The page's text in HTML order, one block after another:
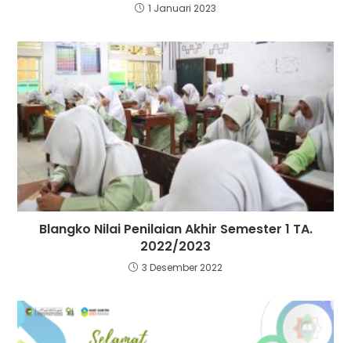
1 Januari 2023
Blangko Nilai Penilaian Akhir Semester 1 TA.
2022/2023
3 Desember 2022